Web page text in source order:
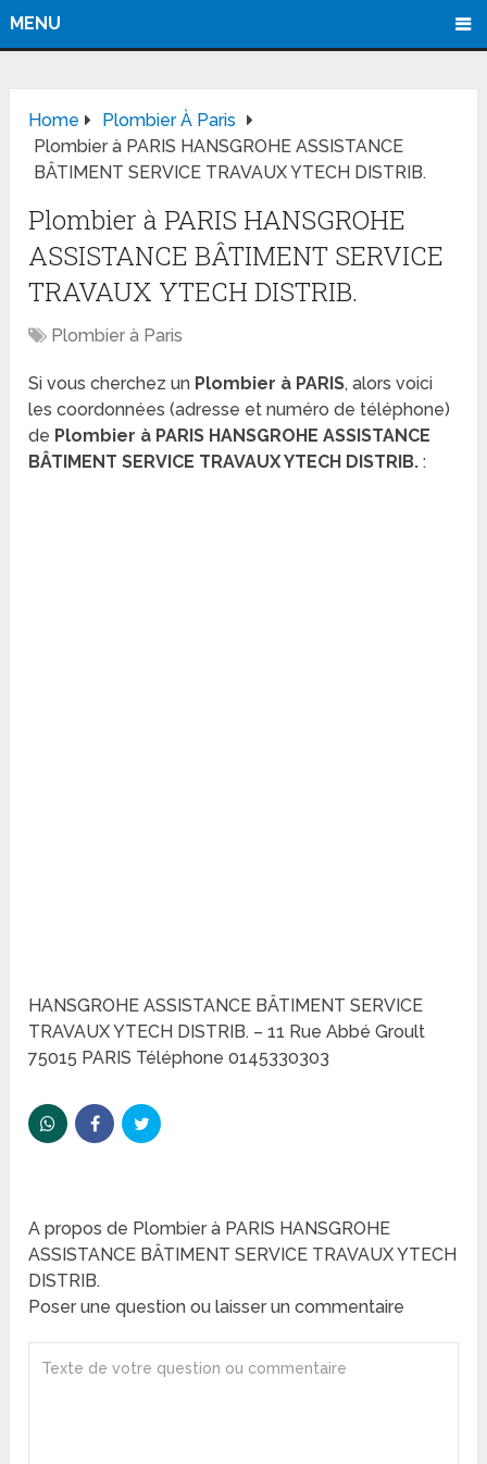
MENU
Home
Plombier À Paris
Plombier à PARIS HANSGROHE ASSISTANCE
BÂTIMENT SERVICE TRAVAUX YTECH DISTRIB.
Plombier à PARIS HANSGROHE
ASSISTANCE BÂTIMENT SERVICE
TRAVAUX YTECH DISTRIB.
Plombier à Paris
Si vous cherchez un Plombier à PARIS, alors voici
les coordonnées (adresse et numéro de téléphone)
de Plombier à PARIS HANSGROHE ASSISTANCE
BÂTIMENT SERVICE TRAVAUX YTECH DISTRIB.:
HANSGROHE ASSISTANCE BÂTIMENT SERVICE
TRAVAUX YTECH DISTRIB. – 11 Rue Abbé Groult
75015 PARIS Téléphone 0145330303
A propos de Plombier à PARIS HANSGROHE
ASSISTANCE BÂTIMENT SERVICE TRAVAUX YTECH
DISTRIB.
Poser une question ou laisser un commentaire